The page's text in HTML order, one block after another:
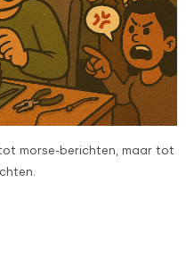
morse-berichten, maar tot